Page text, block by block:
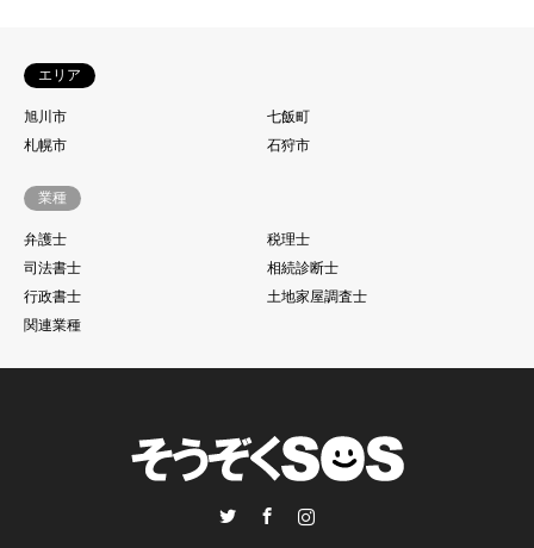
エリア
旭川市
七飯町
札幌市
石狩市
業種
弁護士
税理士
司法書士
相続診断士
行政書士
土地家屋調査士
関連業種